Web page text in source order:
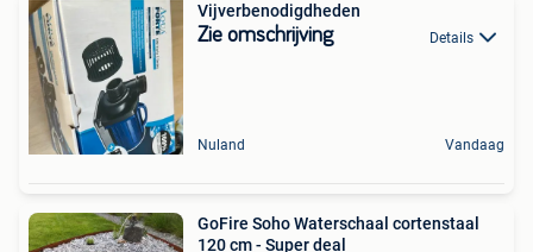
Vijverbenodigdheden
Zie omschrijving Details
Nuland Vandaag
GoFire Soho Waterschaal cortenstaal
120 cm - Super deal